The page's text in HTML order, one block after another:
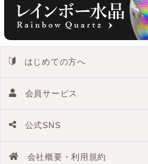
はじめての方へ
会員サービス
公式SNS
会社概要・利用規約